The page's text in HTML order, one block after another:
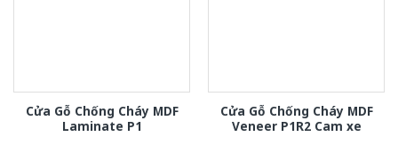
Cửa Gỗ Chống Cháy MDF
Laminate P1
Cửa Gỗ Chống Cháy MDF
Veneer P1R2 Cam xe